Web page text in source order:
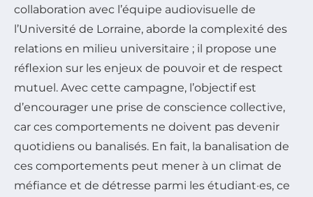
collaboration avec l’équipe audiovisuelle de
l’Université de Lorraine, aborde la complexité des
relations en milieu universitaire ; il propose une
réflexion sur les enjeux de pouvoir et de respect
mutuel. Avec cette campagne, l’objectif est
d’encourager une prise de conscience collective,
car ces comportements ne doivent pas devenir
quotidiens ou banalisés. En fait, la banalisation de
ces comportements peut mener à un climat de
méfiance et de détresse parmi les étudiant·es, ce